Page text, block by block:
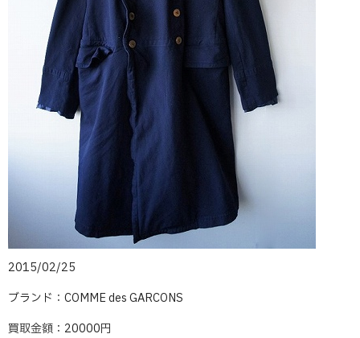
2015/02/25
ブランド：COMME des GARCONS
買取金額：20000円